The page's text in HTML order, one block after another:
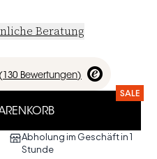
Beratung
130 Bewertungen)
SALE
Abholung im Geschäft in 1
Stunde